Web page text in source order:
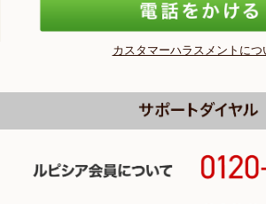
カスタマーハラスメントにつ